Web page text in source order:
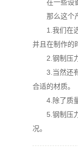
在一些设备
那么这个产
1.我们在
并且在制作的
2.钢制压力
3.当然还有
合适的材质。
4.除了质量
5.钢制压力
况。